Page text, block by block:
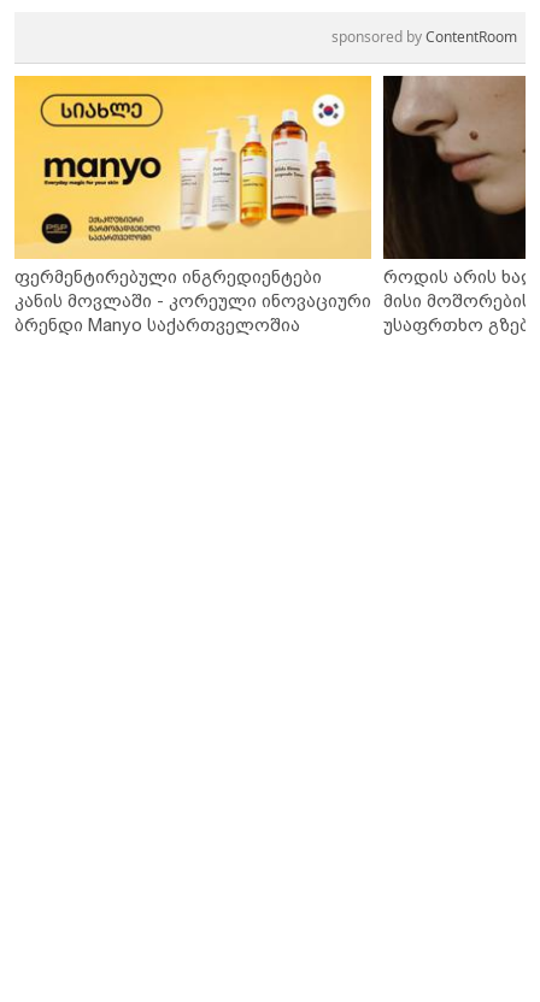
sponsored byContentRoom
ფერმენტირებული ინგრედიენტები
კანის მოვლაში - კორეული ინოვაციური
ბრენდი Manyo საქართველოშია
როდის არის
მისი მოშორების
უსაფრთხო გზები